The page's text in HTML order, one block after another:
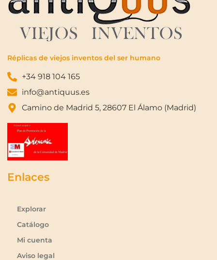
Réplicas de viejos inventos del ser humano
+34 918 104 165
info@antiquus.es
Camino de Madrid 5, 28607 El Álamo (Madrid)
Enlaces
Explorar
Catálogo
Mi cuenta
Aviso legal